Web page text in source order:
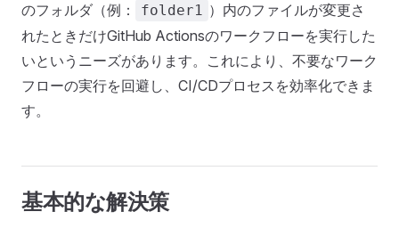
のフォルダ（例：
folder1 ）内のファイルが変更さ
れたときだけGitHub Actionsのワークフローを実行した
いというニーズがあります。これにより、不要なワーク
フローの実行を回避し、CI/CDプロセスを効率化できま
す。
基本的な解決策